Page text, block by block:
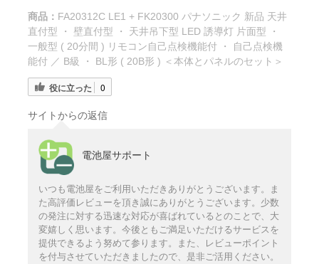
商品： FA20312C LE1 + FK20300 パナソニック 新品 天井
直付型 ・ 壁直付型 ・ 天井吊下型 LED 誘導灯 片面型 ・
一般型 ( 20分間 ) リモコン自己点検機能付 ・ 自己点検機
能付 ／ B級 ・ BL形 ( 20B形 ) ＜本体とパネルのセット＞
役に立った 0
サイトからの返信
電池屋サポート
いつも電池屋をご利用いただきありがとうございます。ま
た高評価レビューを頂き誠にありがとうございます。少数
の発注に対する迅速な対応が喜ばれているとのことで、大
変嬉しく思います。今後ともご満足いただけるサービスを
提供できるよう努めて参ります。また、レビューポイント
を付与させていただきましたので、是非ご活用ください。